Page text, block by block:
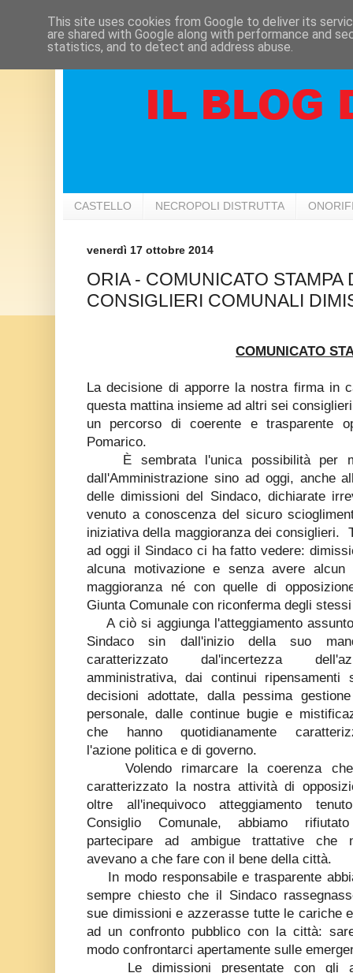
CASTELLO NECROPOLI DISTRUTTA
venerdì 17 ottobre 2014
ORIA - COMUNICATO STAMPA
CONSIGLIERI COMUNALI
COMUNICATO
La decisione di apporre la nostra firma in
questa mattina insieme ad altri sei
un percorso di coerente e trasparente
Pomarico.
È sembrata l'unica possibilità per
dall'Amministrazione sino ad oggi, anche
delle dimissioni del Sindaco, dichiarate
venuto a conoscenza del sicuro
iniziativa della maggioranza dei consiglieri.
ad oggi il Sindaco ci ha fatto vedere:
alcuna motivazione e senza avere
maggioranza né con quelle di
Giunta Comunale con riconferma degli
A ciò si aggiunga l'atteggiamento
Sindaco sin dall'inizio della suo
caratterizzato dal'incertezza
amministrativa, dai continui ripensamenti
decisioni adottate, dalla pessima
personale, dalle continue bugie e
che hanno quotidianamente
l'azione politica e di governo.
Volendo rimarcare la coerenza
caratterizzato la nostra attività di
oltre all'inequivoco atteggiamento
Consiglio Comunale, abbiamo
partecipare ad ambigue trattative che
avevano a che fare con il bene della città.
In modo responsabile e trasparente
sempre chiesto che il Sindaco
sue dimissioni e azzerasse tutte le cariche
ad un confronto pubblico con la città:
modo confrontarci apertamente sulle
Le dimissioni presentate con gli
This site uses cookies from Google to deliver its
are shared with Google along with performance and
statistics, and to detect and address abuse.